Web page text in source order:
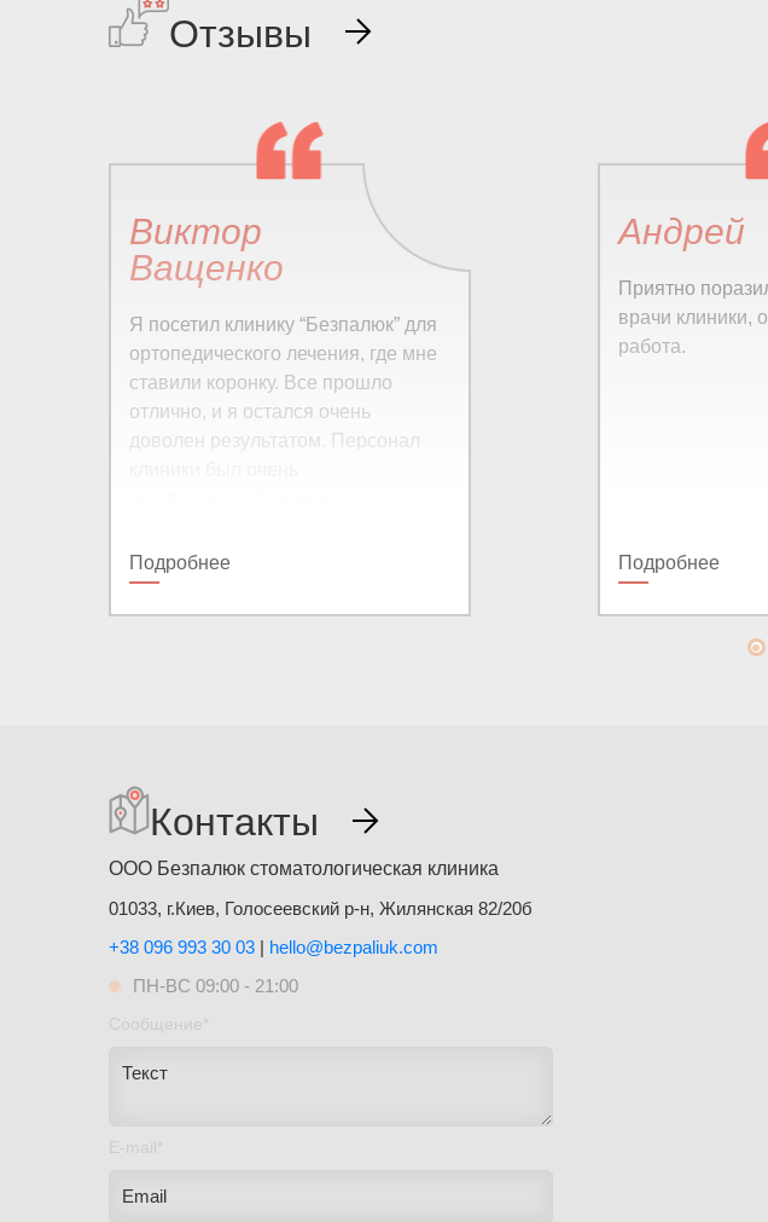
Отзывы
Виктор
Ващенко
Я посетил клинику “Безпалюк” для
ортопедического лечения, где мне
ставили коронку. Все прошло
отлично, и я остался очень
доволен результатом. Персонал
результатом и обслуживанием!
Подробнее
Андрей
Приятно
врачи клиники,
работа.
Подробнее
Контакты
ООО Безпалюк стоматологическая клиника
01033, г.Киев, Голосеевский р-н, Жилянская 82/20б
+38 096 993 30 03| hello@bezpaliuk.com
ПН-ВС 09:00 - 21:00
Сообщение*
E-mail*